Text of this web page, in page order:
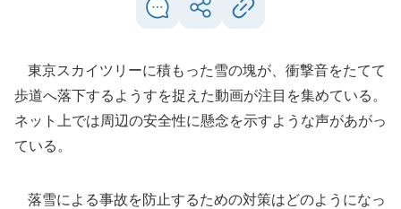
東京スカイツリーに積もった雪の塊が、衝撃音をたてて
歩道へ落下するようすを捉えた動画が注目を集めている。
ネット上では周辺の安全性に懸念を示すような声があがっ
ている。
落雪による事故を防止するための対策はどのようになっ